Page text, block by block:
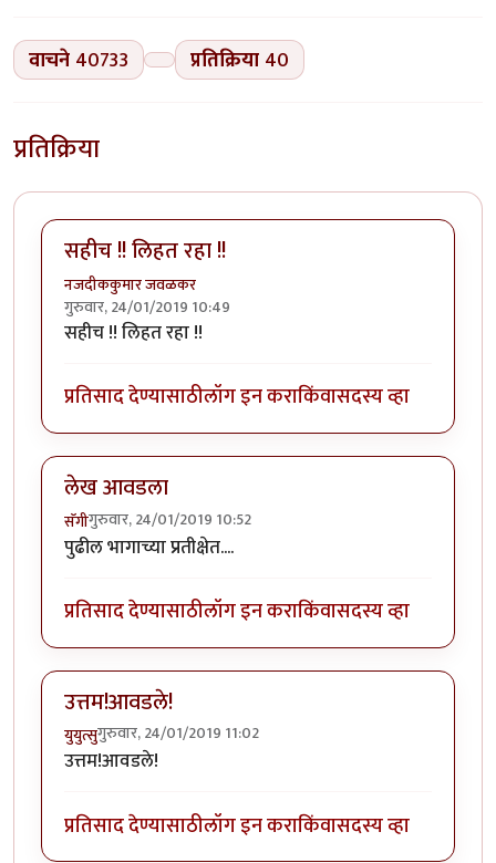
वाचने 40733 प्रतिक्रिया 40
प्रतिक्रिया
सहीच !! लिहत रहा !!
नजदीककुमार जवळकर
गुरुवार, 24/01/2019 10:49
सहीच !! लिहत रहा !!
प्रतिसाद देण्यासाठीलॉग इन कराकिंवासदस्य व्हा
लेख आवडला
सॅगीगुरुवार, 24/01/2019 10:52
पुढील भागाच्या प्रतीक्षेत....
प्रतिसाद देण्यासाठीलॉग इन कराकिंवासदस्य व्हा
उत्तम!आवडले!
युयुत्सुगुरुवार, 24/01/2019 11:02
उत्तम!आवडले!
प्रतिसाद देण्यासाठीलॉग इन कराकिंवासदस्य व्हा